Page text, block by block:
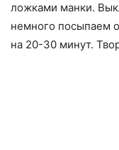
ложками манки.
немного посыпаем
на 20-30 минут.